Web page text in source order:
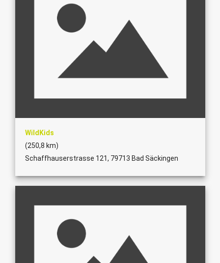
WildKids
(250,8 km)
Schaffhauserstrasse 121, 79713 Bad Säckingen